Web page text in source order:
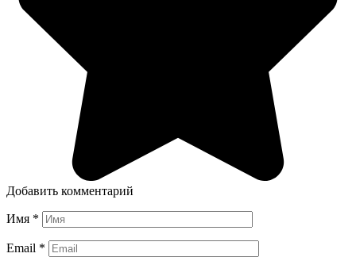
Добавить комментарий
Имя *
Email *